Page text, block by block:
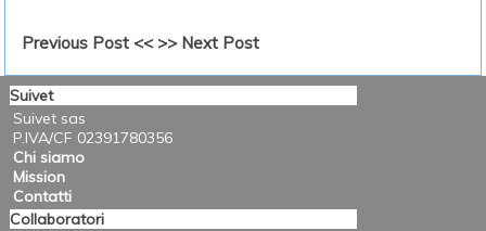
Previous Post << >> Next Post
Suivet
Suivet sas
P.IVA/CF 02391780356
Chi siamo
Mission
Contatti
Collaboratori